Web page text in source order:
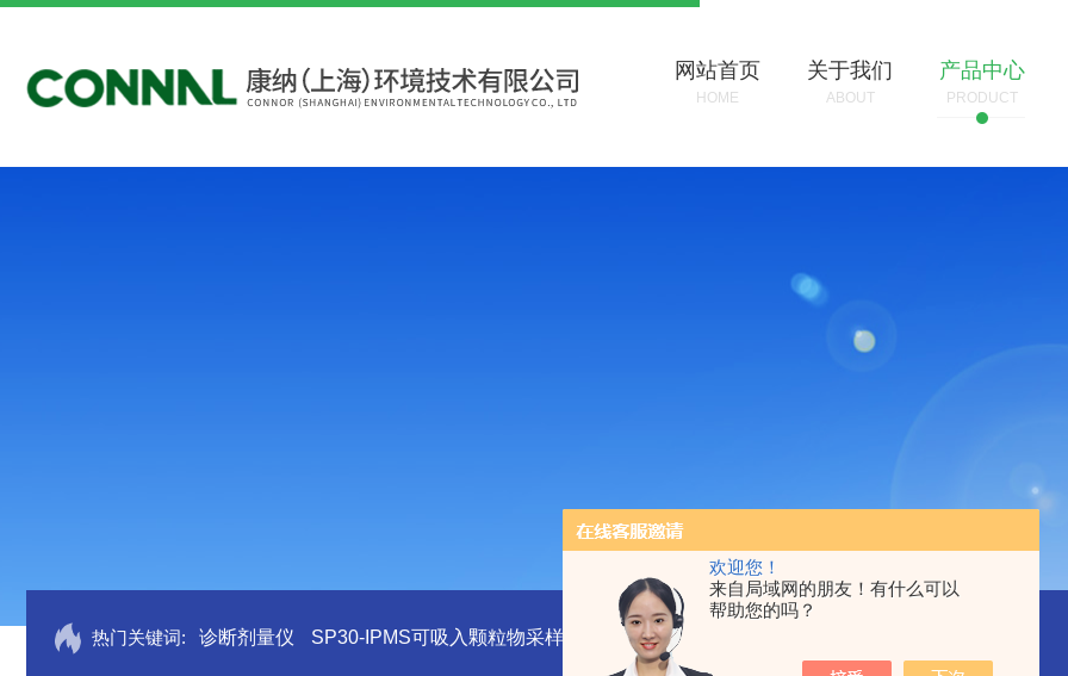
欢迎您！
来自局域网的朋友！有什么可以
帮助您的吗？
网站首页
HOME
关于我们
ABOUT
产品中心
PRODUCT
热门关键词: 诊断剂量仪 SP30-IPMS可吸入颗粒物采样器 DryCal 800美国MesaLabs 气体质量流量计